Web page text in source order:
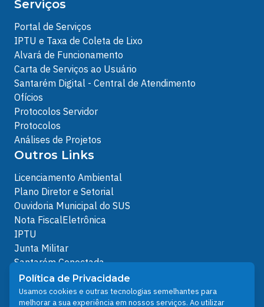
Serviços
Portal de Serviços
IPTU e Taxa de Coleta de Lixo
Alvará de Funcionamento
Carta de Serviços ao Usuário
Santarém Digital - Central de Atendimento
Ofícios
Protocolos Servidor
Protocolos
Análises de Projetos
Outros Links
Licenciamento Ambiental
Plano Diretor e Setorial
Ouvidoria Municipal do SUS
Nota FiscalEletrônica
IPTU
Junta Militar
Santarém Conectada
Política de Privacidade
People illustrations by Storyset
Política de Privacidade
Usamos cookies e outras tecnologias semelhantes para
melhorar a sua experiência em nossos serviços. Ao utilizar